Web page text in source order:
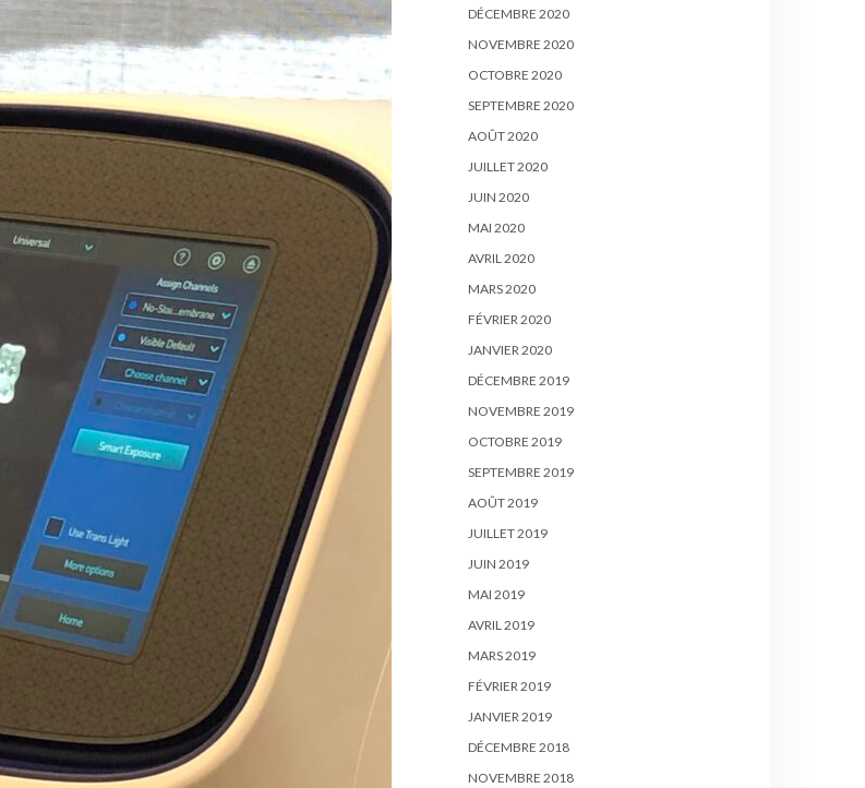
DÉCEMBRE 2020
NOVEMBRE 2020
OCTOBRE 2020
SEPTEMBRE 2020
AOÛT 2020
JUILLET 2020
JUIN 2020
MAI 2020
AVRIL 2020
MARS 2020
FÉVRIER 2020
JANVIER 2020
DÉCEMBRE 2019
NOVEMBRE 2019
OCTOBRE 2019
SEPTEMBRE 2019
AOÛT 2019
JUILLET 2019
JUIN 2019
MAI 2019
AVRIL 2019
MARS 2019
FÉVRIER 2019
JANVIER 2019
DÉCEMBRE 2018
NOVEMBRE 2018